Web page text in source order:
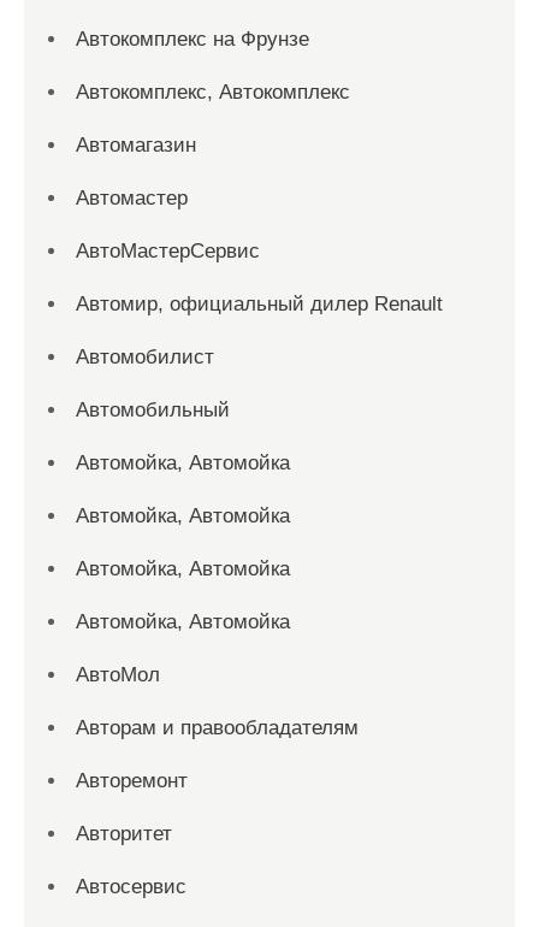
Автокомплекс на Фрунзе
Автокомплекс, Автокомплекс
Автомагазин
Автомастер
АвтоМастерСервис
Автомир, официальный дилер Renault
Автомобилист
Автомобильный
Автомойка, Автомойка
Автомойка, Автомойка
Автомойка, Автомойка
Автомойка, Автомойка
АвтоМол
Авторам и правообладателям
Авторемонт
Авторитет
Автосервис